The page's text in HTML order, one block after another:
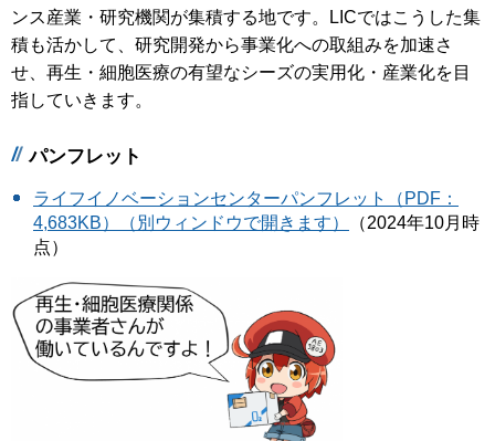
ンス産業・研究機関が集積する地です。LICではこうした集
積も活かして、研究開発から事業化への取組みを加速さ
せ、再生・細胞医療の有望なシーズの実用化・産業化を目
指していきます。
パンフレット
ライフイノベーションセンターパンフレット（PDF：
4,683KB）（別ウィンドウで開きます）
（2024年10月時
点）